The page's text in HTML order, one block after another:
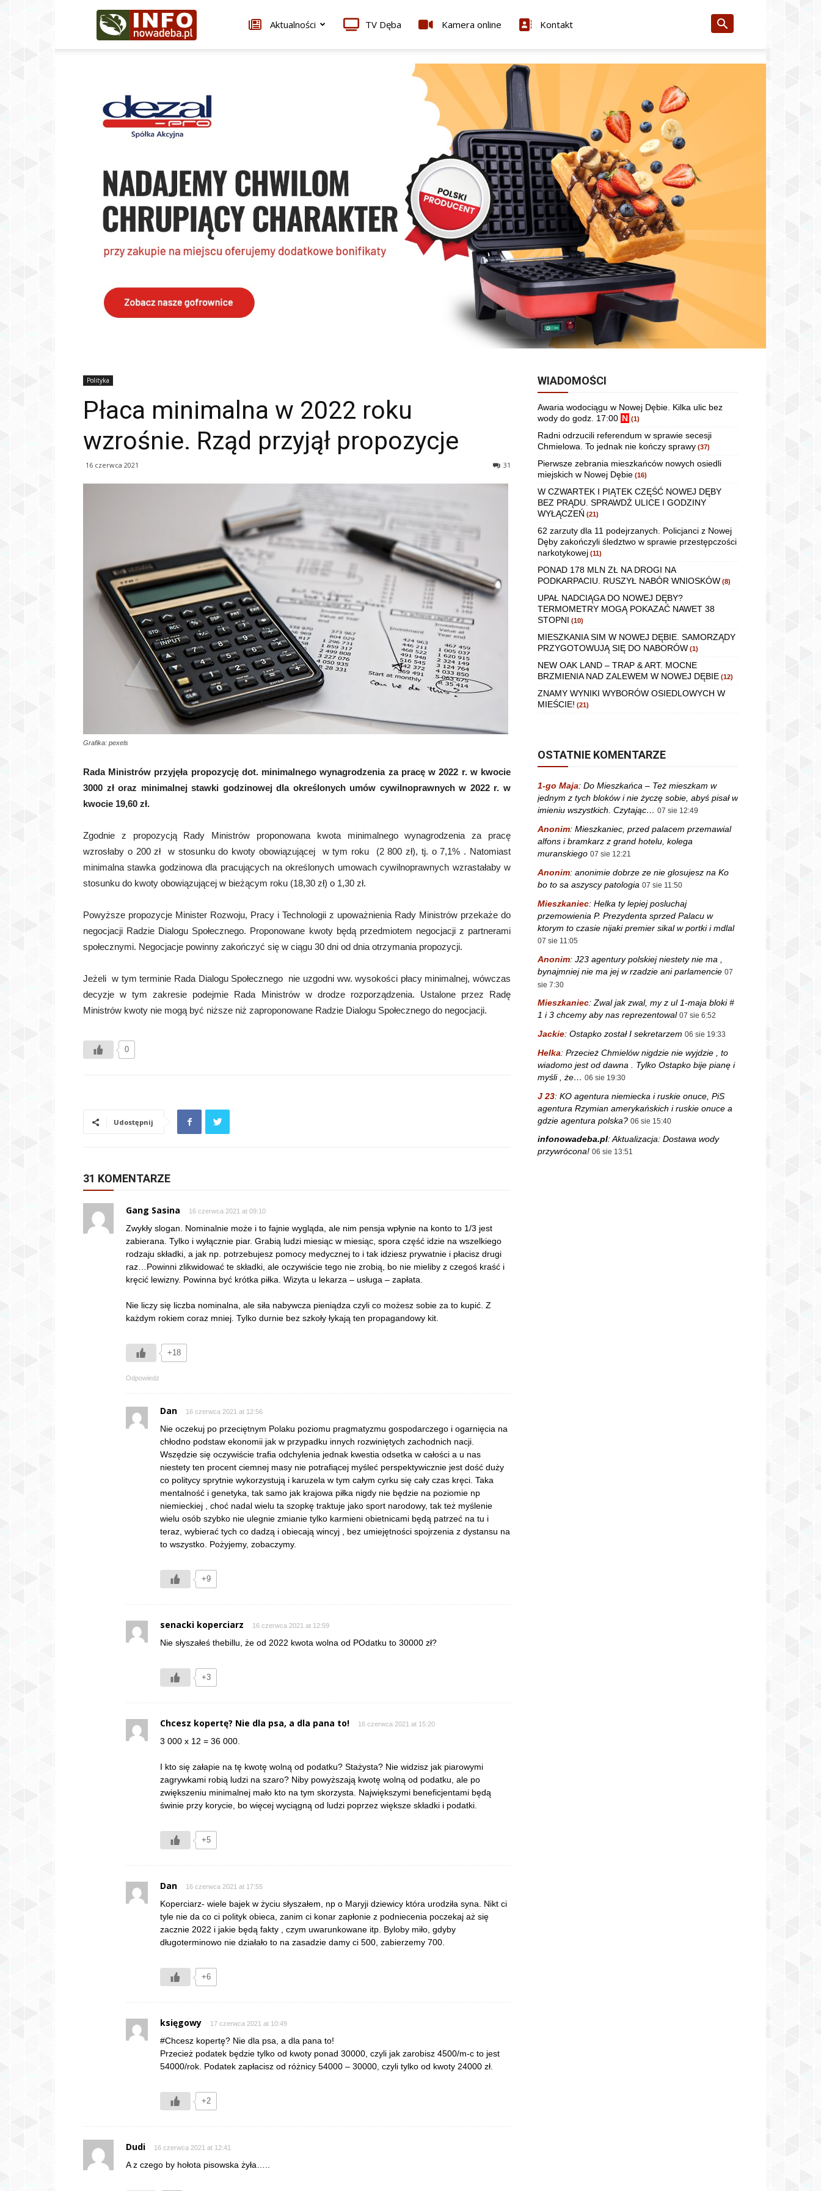
Infonowadeba.pl Aktualności TV Dęba Kamera online Kontakt
Polityka
Płaca minimalna w 2022 roku
wzrośnie. Rząd przyjął propozycje
16 czerwca 2021 31
Grafika: pexels
Rada Ministrów przyjęła propozycję dot. minimalnego wynagrodzenia za pracę w 2022 r. w kwocie
3000 zł oraz minimalnej stawki godzinowej dla określonych umów cywilnoprawnych w 2022 r. w
kwocie 19,60 zł.
Zgodnie z propozycją Rady Ministrów proponowana kwota minimalnego wynagrodzenia za pracę
wzrosłaby o 200 zł w stosunku do kwoty obowiązującej w tym roku (2 800 zł), tj. o 7,1% . Natomiast
minimalna stawka godzinowa dla pracujących na określonych umowach cywilnoprawnych wzrastałaby w
stosunku do kwoty obowiązującej w bieżącym roku (18,30 zł) o 1,30 zł.
Powyższe propozycje Minister Rozwoju, Pracy i Technologii z upoważnienia Rady Ministrów przekaże do
negocjacji Radzie Dialogu Społecznego. Proponowane kwoty będą przedmiotem negocjacji z partnerami
społecznymi. Negocjacje powinny zakończyć się w ciągu 30 dni od dnia otrzymania propozycji.
Jeżeli w tym terminie Rada Dialogu Społecznego nie uzgodni ww. wysokości płacy minimalnej, wówczas
decyzje w tym zakresie podejmie Rada Ministrów w drodze rozporządzenia. Ustalone przez Radę
Ministrów kwoty nie mogą być niższe niż zaproponowane Radzie Dialogu Społecznego do negocjacji.
0
Udostępnij
31 KOMENTARZE
Gang Sasina 16 czerwca 2021 at 09:10
Zwykły slogan. Nominalnie może i to fajnie wygląda, ale nim pensja wpłynie na konto to 1/3 jest
zabierana. Tylko i wyłącznie piar. Grabią ludzi miesiąc w miesiąc, spora część idzie na wszelkiego
rodzaju składki, a jak np. potrzebujesz pomocy medycznej to i tak idziesz prywatnie i płacisz drugi
raz…Powinni zlikwidować te składki, ale oczywiście tego nie zrobią, bo nie mieliby z czegoś kraść i
kręcić lewizny. Powinna być krótka piłka. Wizyta u lekarza – usługa – zapłata.
Nie liczy się liczba nominalna, ale siła nabywcza pieniądza czyli co możesz sobie za to kupić. Z
każdym rokiem coraz mniej. Tylko durnie bez szkoły łykają ten propagandowy kit.
+18
Odpowiedz
Dan 16 czerwca 2021 at 12:56
Nie oczekuj po przeciętnym Polaku poziomu pragmatyzmu gospodarczego i ogarnięcia na
chłodno podstaw ekonomii jak w przypadku innych rozwiniętych zachodnich nacji.
Wszędzie się oczywiście trafia odchylenia jednak kwestia odsetka w całości a u nas
niestety ten procent ciemnej masy nie potrafiącej myśleć perspektywicznie jest dość duży
co politycy sprytnie wykorzystują i karuzela w tym całym cyrku się cały czas kręci. Taka
mentalność i genetyka, tak samo jak krajowa piłka nigdy nie będzie na poziomie np
niemieckiej , choć nadal wielu ta szopkę traktuje jako sport narodowy, tak też myślenie
wielu osób szybko nie ulegnie zmianie tylko karmieni obietnicami będą patrzeć na tu i
teraz, wybierać tych co dadzą i obiecają wincyj , bez umiejętności spojrzenia z dystansu na
to wszystko. Pożyjemy, zobaczymy.
+9
senacki koperciarz 16 czerwca 2021 at 12:59
Nie słyszałeś thebillu, że od 2022 kwota wolna od POdatku to 30000 zł?
+3
Chcesz kopertę? Nie dla psa, a dla pana to! 16 czerwca 2021 at 15:20
3 000 x 12 = 36 000.
I kto się załapie na tę kwotę wolną od podatku? Stażysta? Nie widzisz jak piarowymi
zagrywkami robią ludzi na szaro? Niby powyższają kwotę wolną od podatku, ale po
zwiększeniu minimalnej mało kto na tym skorzysta. Największymi beneficjentami będą
świnie przy korycie, bo więcej wyciągną od ludzi poprzez większe składki i podatki.
+5
Dan 16 czerwca 2021 at 17:55
Koperciarz- wiele bajek w życiu słyszałem, np o Maryji dziewicy która urodziła syna. Nikt ci
tyle nie da co ci polityk obieca, zanim ci konar zapłonie z podniecenia poczekaj aż się
zacznie 2022 i jakie będą fakty , czym uwarunkowane itp. Byloby miło, gdyby
długoterminowo nie działało to na zasadzie damy ci 500, zabierzemy 700.
+6
księgowy 17 czerwca 2021 at 10:49
#Chcesz kopertę? Nie dla psa, a dla pana to!
Przecież podatek będzie tylko od kwoty ponad 30000, czyli jak zarobisz 4500/m-c to jest
54000/rok. Podatek zapłacisz od różnicy 54000 – 30000, czyli tylko od kwoty 24000 zł.
+2
Dudi 16 czerwca 2021 at 12:41
A z czego by hołota pisowska żyła…..
WIADOMOŚCI
Awaria wodociągu w Nowej Dębie. Kilka ulic bez
wody do godz. 17:00 N (1)
Radni odrzucili referendum w sprawie secesji
Chmielowa. To jednak nie kończy sprawy (37)
Pierwsze zebrania mieszkańców nowych osiedli
miejskich w Nowej Dębie (16)
W CZWARTEK I PIĄTEK CZĘŚĆ NOWEJ DĘBY
BEZ PRĄDU. SPRAWDŹ ULICE I GODZINY
WYŁĄCZEŃ (21)
62 zarzuty dla 11 podejrzanych. Policjanci z Nowej
Dęby zakończyli śledztwo w sprawie przestępczości
narkotykowej (11)
PONAD 178 MLN ZŁ NA DROGI NA
PODKARPACIU. RUSZYŁ NABÓR WNIOSKÓW (8)
UPAŁ NADCIĄGA DO NOWEJ DĘBY?
TERMOMETRY MOGĄ POKAZAĆ NAWET 38
STOPNI (10)
MIESZKANIA SIM W NOWEJ DĘBIE. SAMORZĄDY
PRZYGOTOWUJĄ SIĘ DO NABORÓW (1)
NEW OAK LAND – TRAP & ART. MOCNE
BRZMIENIA NAD ZALEWEM W NOWEJ DĘBIE (12)
ZNAMY WYNIKI WYBORÓW OSIEDLOWYCH W
MIEŚCIE! (21)
OSTATNIE KOMENTARZE
1-go Maja: Do Mieszkańca – Też mieszkam w
jednym z tych bloków i nie życzę sobie, abyś pisał w
imieniu wszystkich. Czytając… 07 sie 12:49
Anonim: Mieszkaniec, przed palacem przemawial
alfons i bramkarz z grand hotelu, kolega
muranskiego 07 sie 12:21
Anonim: anonimie dobrze ze nie glosujesz na Ko
bo to sa aszyscy patologia 07 sie 11:50
Mieszkaniec: Helka ty lepiej posluchaj
przemowienia P. Prezydenta sprzed Palacu w
ktorym to czasie nijaki premier sikal w portki i mdlal
07 sie 11:05
Anonim: J23 agentury polskiej niestety nie ma ,
bynajmniej nie ma jej w rzadzie ani parlamencie 07
sie 7:30
Mieszkaniec:Zwal jak zwal, my z ul 1-maja bloki #
1 i 3 chcemy aby nas reprezentowal 07 sie 6:52
Jackie: Ostapko został I sekretarzem 06 sie 19:33
Helka: Przecież Chmielów nigdzie nie wyjdzie , to
wiadomo jest od dawna . Tylko Ostapko bije pianę i
myśli , że… 06 sie 19:30
J 23: KO agentura niemiecka i ruskie onuce, PiS
agentura Rzymian amerykańskich i ruskie onuce a
gdzie agentura polska? 06 sie 15:40
infonowadeba.pl:Aktualizacja: Dostawa wody
przywrócona! 06 sie 13:51